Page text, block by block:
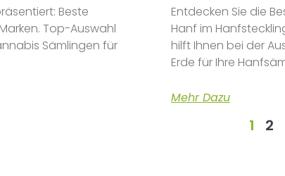
Beste
Top-Auswahl
Sämlingen für
Entdecken Sie die
Hanf im
hilft Ihnen bei der
Erde für Ihre
Mehr Dazu
1 2